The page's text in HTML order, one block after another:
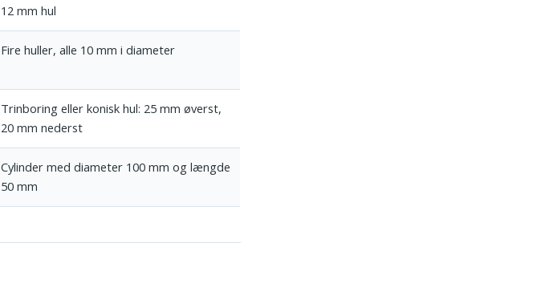
12 mm hul
Fire huller, alle 10 mm i diameter
Trinboring eller konisk hul: 25 mm øverst,
20 mm nederst
Cylinder med diameter 100 mm og længde
50 mm